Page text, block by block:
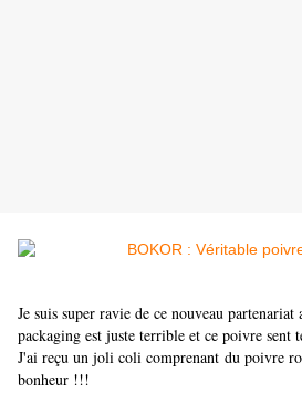
Je suis super ravie de ce nouveau partenariat
packaging est juste terrible et ce poivre
J'ai reçu un joli coli comprenant du poivre
bonheur !!!